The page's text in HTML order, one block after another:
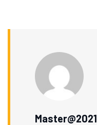
Master@2021